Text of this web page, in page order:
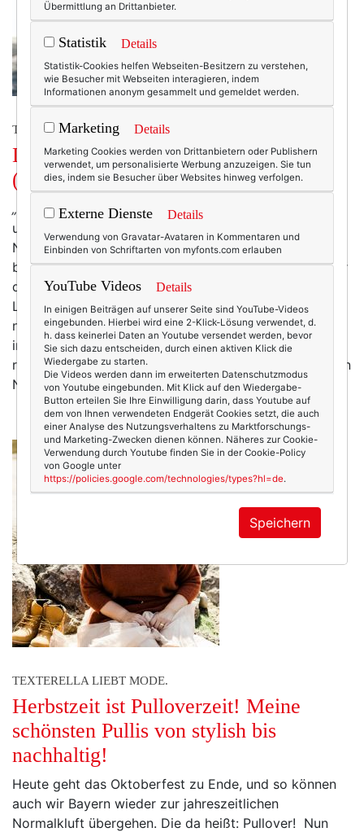
TEXTERELLA LIEBT DAS LEBEN.
Lasst uns das Leben tanzen!
(Trotzdem.)
„Blaue Nächte“ nannte eine Freundin diese Zeit rund
um Mittsommer kürzlich – die Tage sind lang, die
Nächte kurz und hell und das Lebensgefühl so
beschwingt und sommerlich leicht, dass ... halt, da war
doch etwas!? Dieser Sommer ist anders. Ja, das
Lebensgefühl ist in diesem Sommer ein anderes. Mehr
noch: Das LEBEN ist anders als in früheren Sommern,
in denen man sich am See Handtuch an Handtuch
räkelte, wir uns bei Konzerten unter dem sommerlichen
Nachthimmel Schulter an Schulter drängelten…
TEXTERELLA LIEBT MODE.
Herbstzeit ist Pulloverzeit! Meine
schönsten Pullis von stylish bis
nachhaltig!
Heute geht das Oktoberfest zu Ende, und so können
auch wir Bayern wieder zur jahreszeitlichen
Normalkluft übergehen. Die da heißt: Pullover! Nun
Übermittlung an Drittanbieter.
Statistik Details
Statistik-Cookies helfen Webseiten-Besitzern zu verstehen,
wie Besucher mit Webseiten interagieren, indem
Informationen anonym gesammelt und gemeldet werden.
Marketing Details
Marketing Cookies werden von Drittanbietern oder Publishern
verwendet, um personalisierte Werbung anzuzeigen. Sie tun
dies, indem sie Besucher über Websites hinweg verfolgen.
Externe Dienste Details
Verwendung von Gravatar-Avataren in Kommentaren und
Einbinden von Schriftarten von myfonts.com erlauben
YouTube Videos Details
In einigen Beiträgen auf unserer Seite sind YouTube-Videos
eingebunden. Hierbei wird eine 2-Klick-Lösung verwendet, d.
h. dass keinerlei Daten an Youtube versendet werden, bevor
Sie sich dazu entscheiden, durch einen aktiven Klick die
Wiedergabe zu starten.
Die Videos werden dann im erweiterten Datenschutzmodus
von Youtube eingebunden. Mit Klick auf den Wiedergabe-
Button erteilen Sie Ihre Einwilligung darin, dass Youtube auf
dem von Ihnen verwendeten Endgerät Cookies setzt, die auch
einer Analyse des Nutzungsverhaltens zu Marktforschungs-
und Marketing-Zwecken dienen können. Näheres zur Cookie-
Verwendung durch Youtube finden Sie in der Cookie-Policy
von Google unter
https://policies.google.com/technologies/types?hl=de.
Speichern